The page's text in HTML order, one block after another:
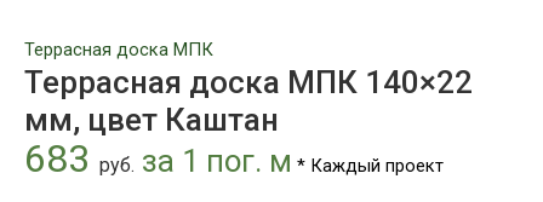
Террасная доска МПК
Террасная доска МПК 140×22
мм, цвет Каштан
683 руб. за 1 пог. м * Каждый проект